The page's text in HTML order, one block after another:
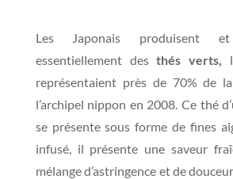
Les Japonais produisent et
essentiellement desthés verts,
représentaient près de 70% de
l’archipel nippon en 2008. Ce thé
se présente sous forme de fines
infusé, il présente une saveur
mélange d’astringence et de